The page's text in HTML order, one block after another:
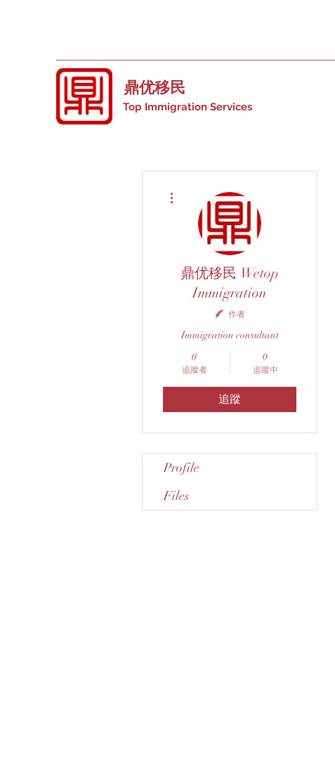
鼎优移民
Top Immigration Services
鼎优移民 Wetop
Immigration
作者
Immigration consultant
0
追蹤者
0
追蹤中
追蹤
Profile
Files